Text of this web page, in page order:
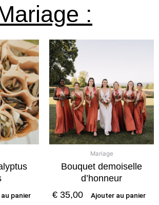
:
panier
Mariage
Bouquet demoiselle
d’honneur
€ 35,00 Ajouter au panier